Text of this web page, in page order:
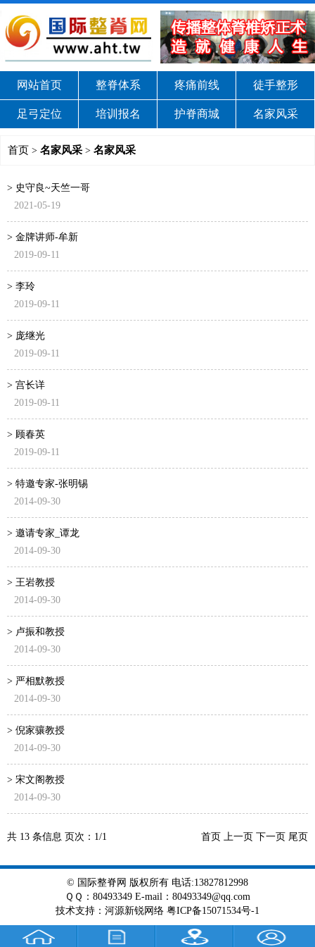
网站首页 整脊体系 疼痛前线 徒手整形
足弓定位 培训报名 护脊商城 名家风采
首页 > 名家风采 > 名家风采
> 史守良~天竺一哥
2021-05-19
> 金牌讲师-牟新
2019-09-11
> 李玲
2019-09-11
> 庞继光
2019-09-11
> 宫长详
2019-09-11
> 顾春英
2019-09-11
> 特邀专家-张明锡
2014-09-30
> 邀请专家_谭龙
2014-09-30
> 王岩教授
2014-09-30
> 卢振和教授
2014-09-30
> 严相默教授
2014-09-30
> 倪家骧教授
2014-09-30
> 宋文阁教授
2014-09-30
共 13 条信息 页次： 1/1 首页 上一页 下一页 尾页
© 国际整脊网 版权所有 电话:13827812998
ＱＱ：80493349 E-mail：80493349@qq.com
技术支持 ： 河源新锐网络 粤ICP备15071534号-1